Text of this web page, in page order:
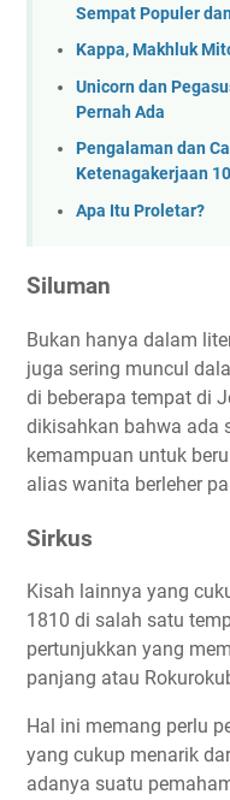
Sempat Populer
Kappa, Makhluk
Unicorn dan
Pernah Ada
Pengalaman dan
Ketenagakerjaan
Apa Itu Proletar?
Siluman
Bukan hanya dalam
juga sering muncul
di beberapa tempat di
dikisahkan bahwa ada
kemampuan untuk
alias wanita berleher
Sirkus
Kisah lainnya yang
1810 di salah satu
pertunjukkan yang
panjang atau
Hal ini memang perlu
yang cukup menarik
adanya suatu